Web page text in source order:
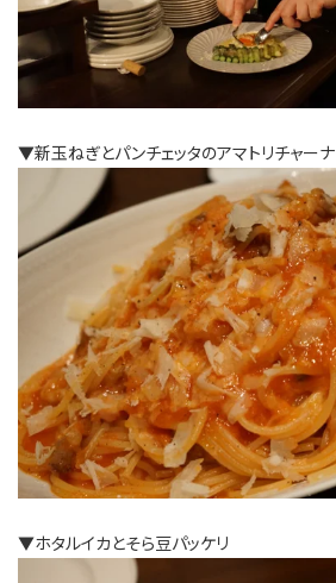
▼新玉ねぎとパンチェッタのアマトリチャーナ
▼ホタルイカとそら豆パッケリ